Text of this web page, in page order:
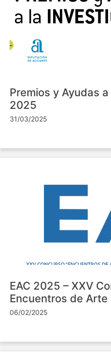
Premios y Ayudas
2025
31/03/2025
EAC 2025 – XXV
Encuentros de
06/02/2025